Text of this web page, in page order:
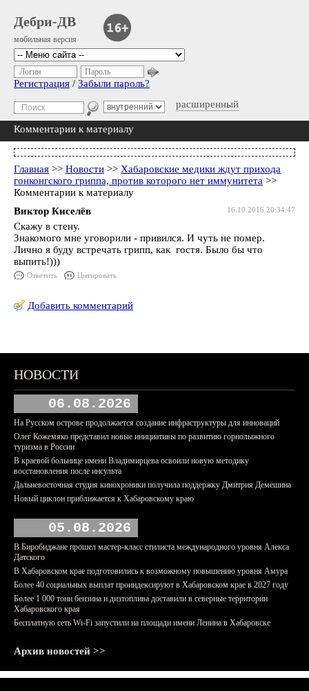
Дебри-ДВ
мобильная версия
расширенный
Логин Пароль
Регистрация / Забыли пароль?
Комментарии к материалу
Главная >> Новости >> Хабаровские медики ждут прихода
гонконгского гриппа, против которого нет иммунитета >>
Комментарии к материалу
16.10.2016 20:34:47
Виктор Киселёв
Скажу в стену.
Знакомого мне уговорили - привился. И чуть не помер.
Лично я буду встречать грипп, как гостя. Было бы что
выпить!)))
Ответить Цитировать
Добавить комментарий
НОВОСТИ
06.08.2026
На Русском острове продолжается создание инфраструктуры для инноваций
Олег Кожемяко представил новые инициативы по развитию горнолыжного
туризма в России
В краевой больнице имени Владимирцева освоили новую методику
восстановления после инсульта
Дальневосточная студия кинохроники получила поддержку Дмитрия Демешина
Новый циклон приближается к Хабаровскому краю
05.08.2026
В Биробиджане прошел мастер-класс стилиста международного уровня Алекса
Датского
В Хабаровском крае подготовились к возможному повышению уровня Амура
Более 40 социальных выплат проиндексируют в Хабаровском крае в 2027 году
Более 1 000 тонн бензина и дизтоплива доставили в северные территории
Хабаровского края
Бесплатную сеть Wi-Fi запустили на площади имени Ленина в Хабаровске
Архив новостей >>